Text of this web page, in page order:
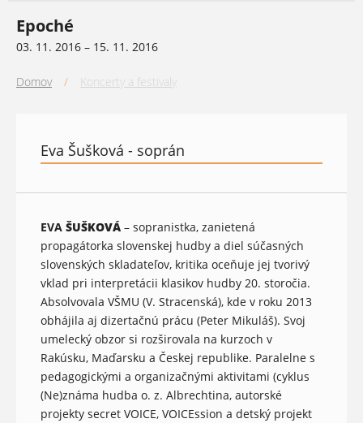
Epoché
03. 11. 2016 – 15. 11. 2016
Domov / Koncerty a festivaly
Eva Šušková - soprán
EVA ŠUŠKOVÁ – sopranistka, zanietená
propagátorka slovenskej hudby a diel súčasných
slovenských skladateľov, kritika oceňuje jej tvorivý
vklad pri interpretácii klasikov hudby 20. storočia.
Absolvovala VŠMU (V. Stracenská), kde v roku 2013
obhájila aj dizertačnú prácu (Peter Mikuláš). Svoj
umelecký obzor si rozširovala na kurzoch v
Rakúsku, Maďarsku a Českej republike. Paralelne s
pedagogickými a organizačnými aktivitami (cyklus
(Ne)známa hudba o. z. Albrechtina, autorské
projekty secret VOICE, VOICEssion a detský projekt